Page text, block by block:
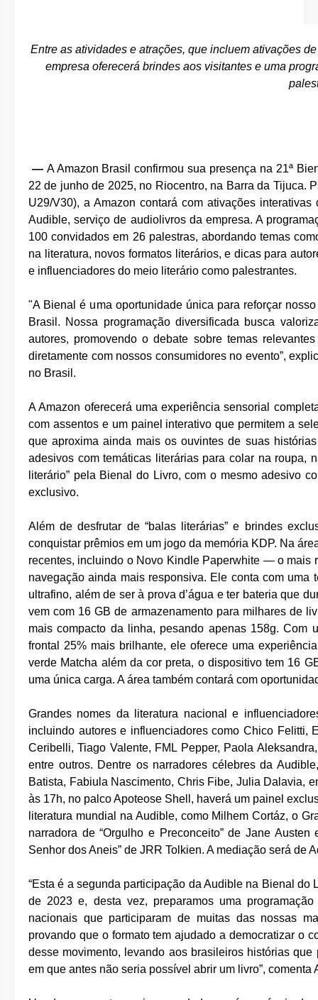
Entre as atividades e atrações, que incluem ativações
empresa oferecerá brindes aos visitantes e uma
— A Amazon Brasil confirmou sua presença na 21ª
22 de junho de 2025, no Riocentro, na Barra da Tijuca.
U29/V30), a Amazon contará com ativações
Audible, serviço de audiolivros da empresa. A
100 convidados em 26 palestras, abordando temas
na literatura, novos formatos literários, e dicas para
e influenciadores do meio literário como palestrantes.
"A Bienal é uma oportunidade única para reforçar
Brasil. Nossa programação diversificada busca
autores, promovendo o debate sobre temas
diretamente com nossos consumidores no evento”,
no Brasil.
A Amazon oferecerá uma experiência sensorial
com assentos e um painel interativo que permitem a
que aproxima ainda mais os ouvintes de suas
adesivos com temáticas literárias para colar na roupa,
literário” pela Bienal do Livro, com o mesmo adesivo
exclusivo.
Além de desfrutar de “balas literárias” e brindes
conquistar prêmios em um jogo da memória KDP. Na
recentes, incluindo o Novo Kindle Paperwhite — o mais
navegação ainda mais responsiva. Ele conta com
ultrafino, além de ser à prova d’água e ter bateria que
vem com 16 GB de armazenamento para milhares de
mais compacto da linha, pesando apenas 158g.
frontal 25% mais brilhante, ele oferece uma
verde Matcha além da cor preta, o dispositivo tem 16
uma única carga. A área também contará com
Grandes nomes da literatura nacional e
incluindo autores e influenciadores como Chico Felitti,
Ceribelli, Tiago Valente, FML Pepper, Paola
entre outros. Dentre os narradores célebres da
Batista, Fabiula Nascimento, Chris Fibe, Julia Dalavia,
às 17h, no palco Apoteose Shell, haverá um painel
literatura mundial na Audible, como Milhem Cortáz, o
narradora de “Orgulho e Preconceito” de Jane
Senhor dos Aneis” de JRR Tolkien. A mediação será de
“Esta é a segunda participação da Audible na Bienal
de 2023 e, desta vez, preparamos uma
nacionais que participaram de muitas das nossas
provando que o formato tem ajudado a democratizar o
desse movimento, levando aos brasileiros histórias
em que antes não seria possível abrir um livro”, comenta